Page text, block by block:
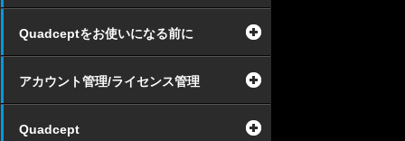
Quadceptをお使いになる前に
アカウント管理/ライセンス管理
Quadcept